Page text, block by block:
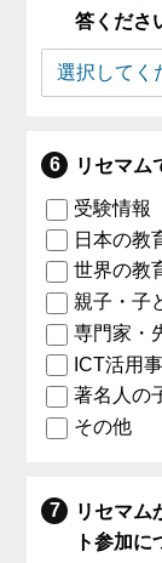
答くださ
リセマム
受験情報
日本の教
世界の教
親子・子
専門家・
ICT活用
著名人の
その他
リセマム
ト参加に